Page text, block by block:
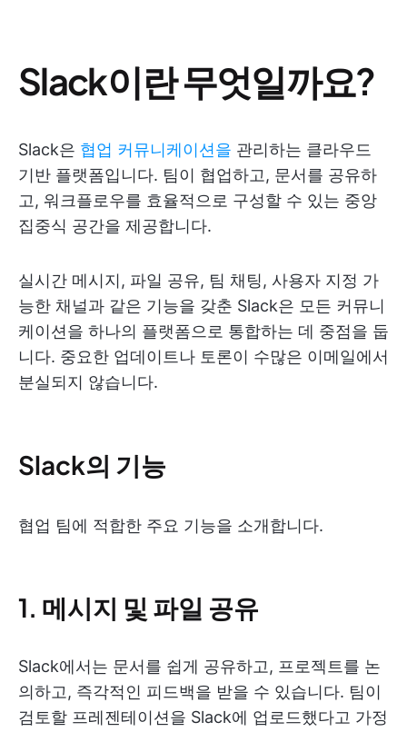
Slack이란 무엇일까요?
Slack은 협업 커뮤니케이션을 관리하는 클라우드
기반 플랫폼입니다. 팀이 협업하고, 문서를 공유하
고, 워크플로우를 효율적으로 구성할 수 있는 중앙
집중식 공간을 제공합니다.
실시간 메시지, 파일 공유, 팀 채팅, 사용자 지정 가
능한 채널과 같은 기능을 갖춘 Slack은 모든 커뮤니
케이션을 하나의 플랫폼으로 통합하는 데 중점을 둡
니다. 중요한 업데이트나 토론이 수많은 이메일에서
분실되지 않습니다.
Slack의 기능
협업 팀에 적합한 주요 기능을 소개합니다.
1. 메시지 및 파일 공유
Slack에서는 문서를 쉽게 공유하고, 프로젝트를 논
의하고, 즉각적인 피드백을 받을 수 있습니다. 팀이
검토할 프레젠테이션을 Slack에 업로드했다고 가정